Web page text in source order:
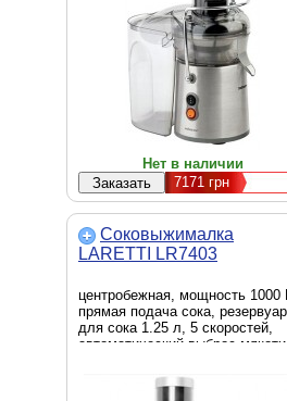
Нет в наличии
7171 грн
Соковыжималка
LARETTI LR7403
центробежная, мощность 1000
прямая подача сока, резервуар
для сока 1.25 л, 5 скоростей,
автоматический выброс мякоти